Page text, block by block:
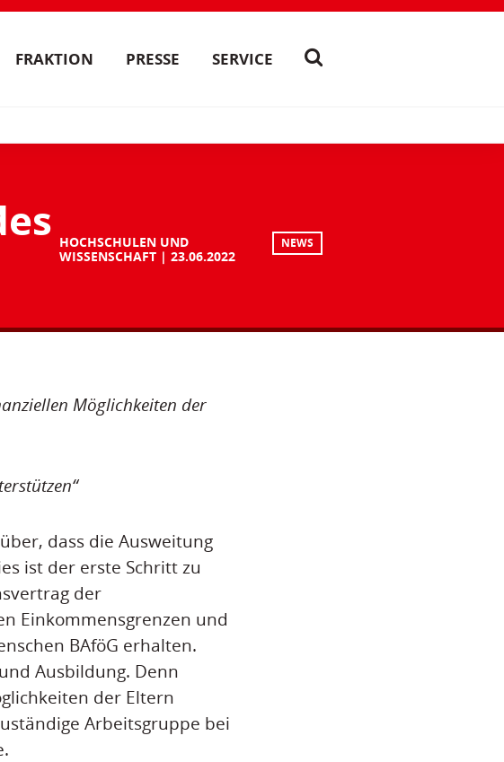
FRAKTION PRESSE SERVICE
HOCHSCHULEN UND
WISSENSCHAFT
23.06.2022
NEWS
Möglichkeiten der
dass die Ausweitung
ist der erste Schritt zu
der
Einkommensgrenzen und
BAföG erhalten.
Ausbildung. Denn
der Eltern
Arbeitsgruppe bei